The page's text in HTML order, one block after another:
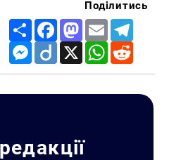
Поділитись
Share FacebookMastodon
Email
Messenger
Diigo X WhatsApp